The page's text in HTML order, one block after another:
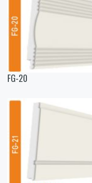
FG-20